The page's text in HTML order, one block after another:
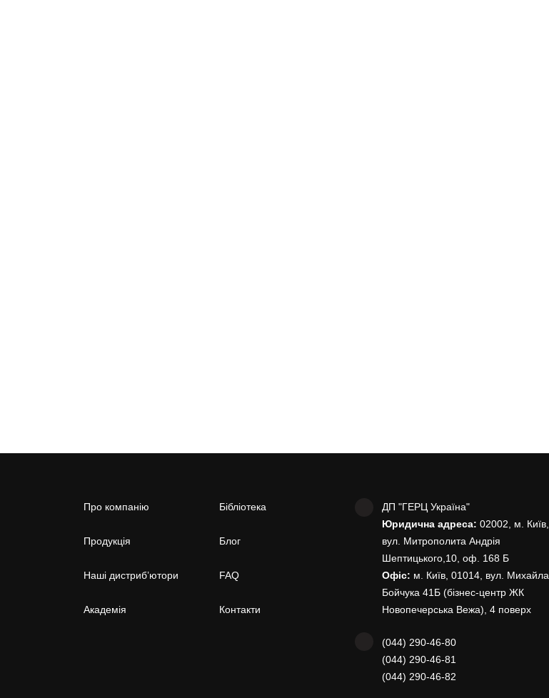
Про компанію
Продукція
Наші дистриб’ютори
Академія
Бібліотека
Блог
FAQ
Контакти
ДП "ГЕРЦ Україна"
Юридична адреса: 02002, м. Київ,
вул. Митрополита Андрія
Шептицького,10, оф. 168 Б
Офіс: м. Київ, 01014, вул. Михайла
Бойчука 41Б (бізнес-центр ЖК
Новопечерська Вежа), 4 поверх
(044) 290-46-80
(044) 290-46-81
(044) 290-46-82